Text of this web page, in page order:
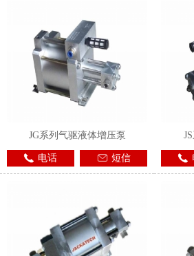
JG系列气驱液体增压泵
电话 短信